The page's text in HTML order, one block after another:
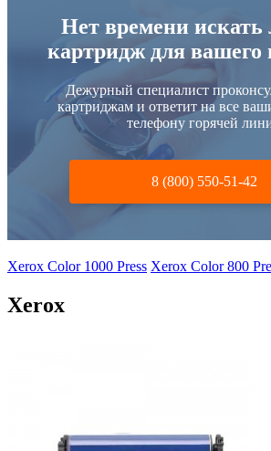
Нет времени
картридж для вашего
Дежурный специалист
картриджам и ответит на все
телефону горячей
8 (800) 550-51-42
Xerox Color 1000 Press Xerox Color 800
Xerox